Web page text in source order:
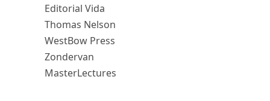
Editorial Vida
Thomas Nelson
WestBow Press
Zondervan
MasterLectures